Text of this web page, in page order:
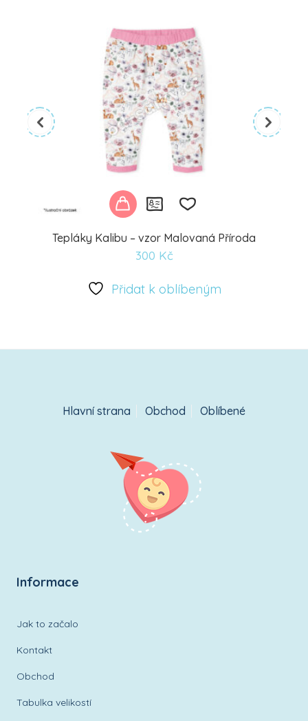
Tepláky Kalibu – vzor Malovaná Příroda
300 Kč
k
Přidat k oblíbeným
Hlavní strana Obchod Oblíbené
Informace
Jak to začalo
Kontakt
Obchod
Tabulka velikostí